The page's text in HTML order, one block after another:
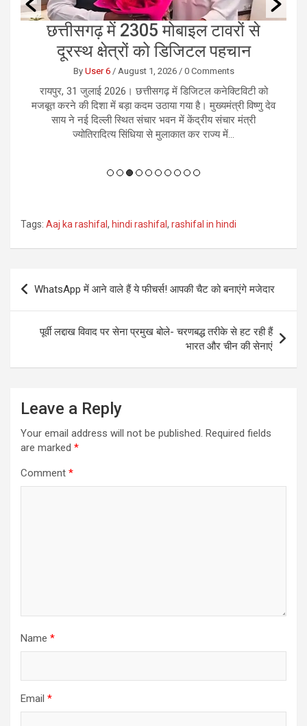
छत्तीसगढ़ में 2305 मोबाइल टावरों से
दूरस्थ क्षेत्रों को डिजिटल पहचान
By User 6/ August 1, 2026/ 0 Comments
रायपुर, 31 जुलाई 2026। छत्तीसगढ़ में डिजिटल कनेक्टिविटी को
मजबूत करने की दिशा में बड़ा कदम उठाया गया है। मुख्यमंत्री विष्णु देव
साय ने नई दिल्ली स्थित संचार भवन में केंद्रीय संचार मंत्री
ज्योतिरादित्य सिंधिया से मुलाकात कर राज्य में...
Tags: Aaj ka rashifal, hindi rashifal, rashifal in hindi
Post
navigation
WhatsApp में आने वाले हैं ये फीचर्स! आपकी चैट को बनाएंगे मजेदार
पूर्वी लद्दाख विवाद पर सेना प्रमुख बोले- चरणबद्ध तरीके से हट रही हैं
भारत और चीन की सेनाएं
Leave a Reply
Your email address will not be published. Required fields
are marked *
Comment *
Name *
Email *